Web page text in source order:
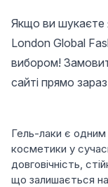
Якщо ви шукаєте
London Global
вибором!
сайті прямо
Гель-лаки є одним
косметики у
довговічність,
що залишається